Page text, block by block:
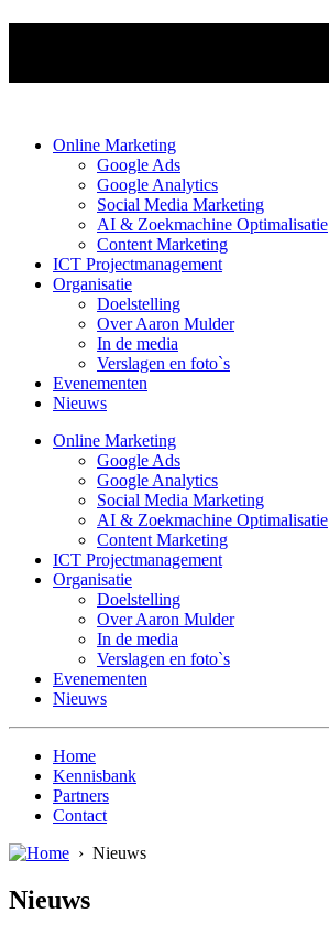
Online Marketing
Google Ads
Google Analytics
Social Media Marketing
AI & Zoekmachine Optimalisatie
Content Marketing
ICT Projectmanagement
Organisatie
Doelstelling
Over Aaron Mulder
In de media
Verslagen en foto`s
Evenementen
Nieuws
Online Marketing
Google Ads
Google Analytics
Social Media Marketing
AI & Zoekmachine Optimalisatie
Content Marketing
ICT Projectmanagement
Organisatie
Doelstelling
Over Aaron Mulder
In de media
Verslagen en foto`s
Evenementen
Nieuws
Home
Kennisbank
Partners
Contact
› Nieuws
Nieuws